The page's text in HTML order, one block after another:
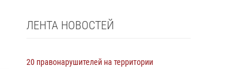
ЛЕНТА НОВОСТЕЙ
20 правонарушителей на территории